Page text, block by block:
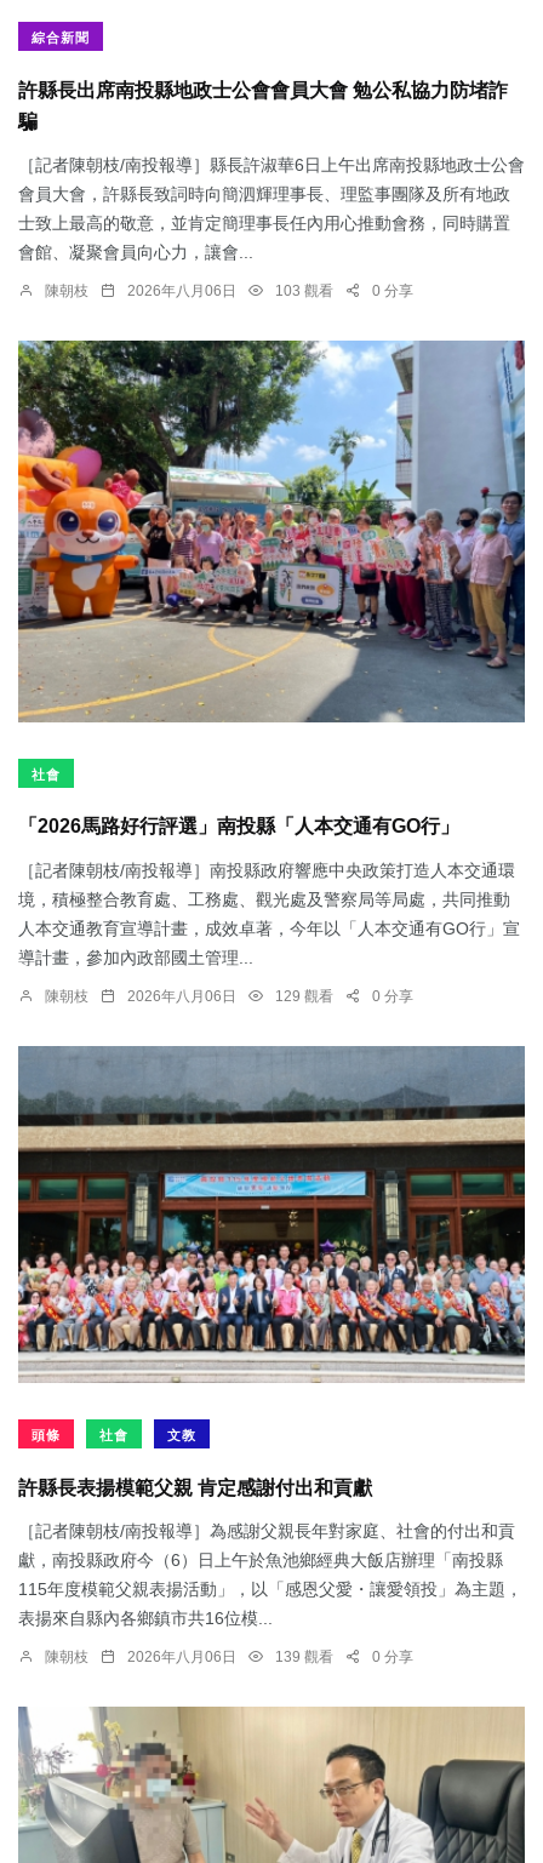
綜合新聞
許縣長出席南投縣地政士公會會員大會 勉公私協力防堵詐
騙
［記者陳朝枝/南投報導］縣長許淑華6日上午出席南投縣地政士公會
會員大會，許縣長致詞時向簡泗輝理事長、理監事團隊及所有地政
士致上最高的敬意，並肯定簡理事長任內用心推動會務，同時購置
會館、凝聚會員向心力，讓會...
陳朝枝 2026年八月06日 103 觀看 0 分享
社會
「2026馬路好行評選」南投縣「人本交通有GO行」
［記者陳朝枝/南投報導］南投縣政府響應中央政策打造人本交通環
境，積極整合教育處、工務處、觀光處及警察局等局處，共同推動
人本交通教育宣導計畫，成效卓著，今年以「人本交通有GO行」宣
導計畫，參加內政部國土管理...
陳朝枝 2026年八月06日 129 觀看 0 分享
頭條 社會 文教
許縣長表揚模範父親 肯定感謝付出和貢獻
［記者陳朝枝/南投報導］為感謝父親長年對家庭、社會的付出和貢
獻，南投縣政府今（6）日上午於魚池鄉經典大飯店辦理「南投縣
115年度模範父親表揚活動」，以「感恩父愛・讓愛領投」為主題，
表揚來自縣內各鄉鎮市共16位模...
陳朝枝 2026年八月06日 139 觀看 0 分享